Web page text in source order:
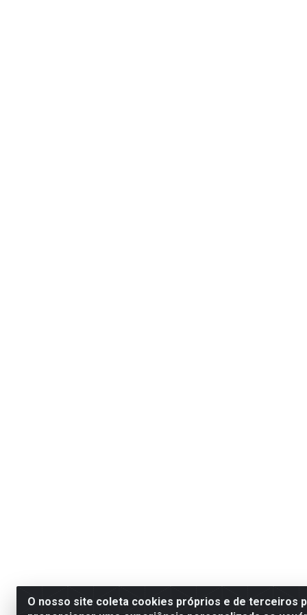
O nosso site coleta cookies próprios e de terceiros